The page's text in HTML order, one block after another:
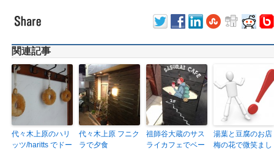
関連記事
代々木上原のハリ
ッツ/haritts でドー
代々木上原 フニク
ラで夕食
祖師谷大蔵のサス
ライカフェでベー
湯葉と豆腐のお店
梅の花で微笑まし